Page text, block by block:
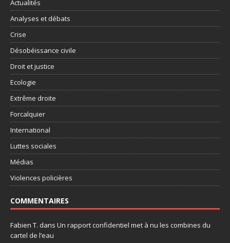
Actualités
Analyses et débats
Crise
Désobéissance civile
Droit et justice
Ecologie
Extrême droite
Forcalquier
International
Luttes sociales
Médias
Violences policières
COMMENTAIRES
Fabien T. dans Un rapport confidentiel met à nu les combines du
cartel de l’eau